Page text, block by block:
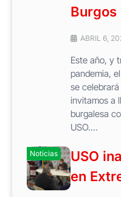
Burgos
ABRIL 6,
Este año, y
pandemia,
se
invitamos a
burgalesa
USO....
Noticias
USO
en